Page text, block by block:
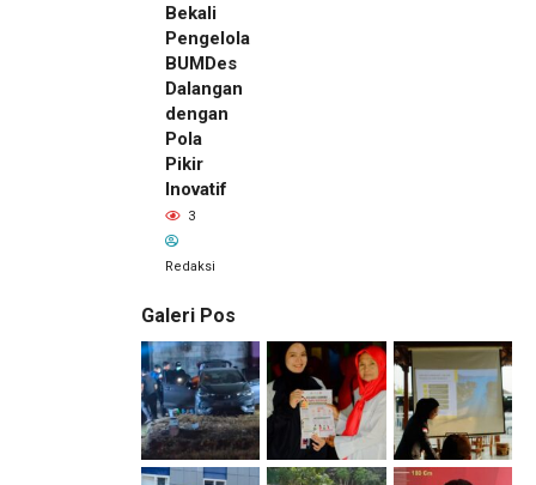
Bekali
Pengelola
BUMDes
Dalangan
dengan
Pola
Pikir
Inovatif
3
Redaksi
Galeri Pos